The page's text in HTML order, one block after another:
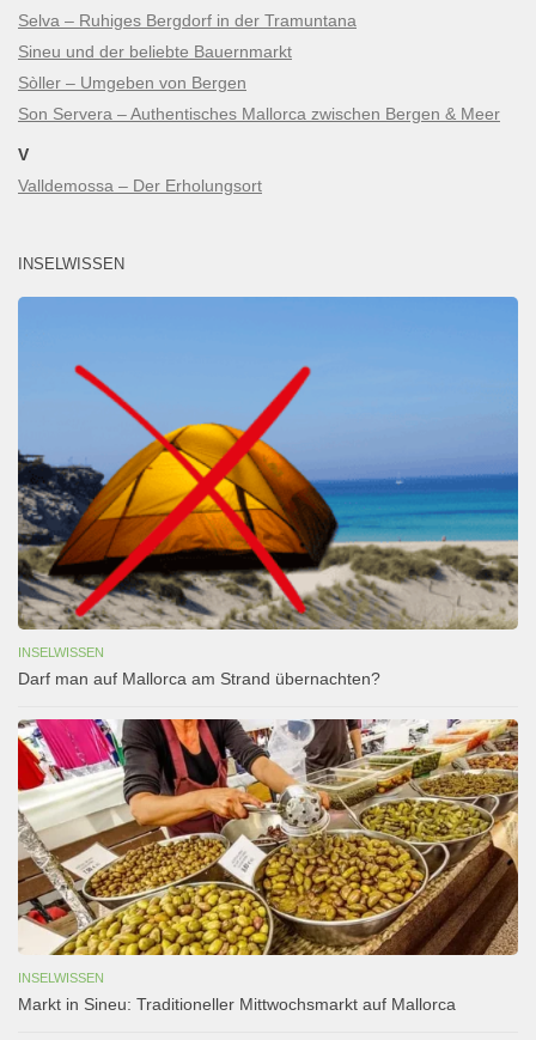
Selva – Ruhiges Bergdorf in der Tramuntana
Sineu und der beliebte Bauernmarkt
Sòller – Umgeben von Bergen
Son Servera – Authentisches Mallorca zwischen Bergen & Meer
V
Valldemossa – Der Erholungsort
INSELWISSEN
INSELWISSEN
Darf man auf Mallorca am Strand übernachten?
INSELWISSEN
Markt in Sineu: Traditioneller Mittwochsmarkt auf Mallorca